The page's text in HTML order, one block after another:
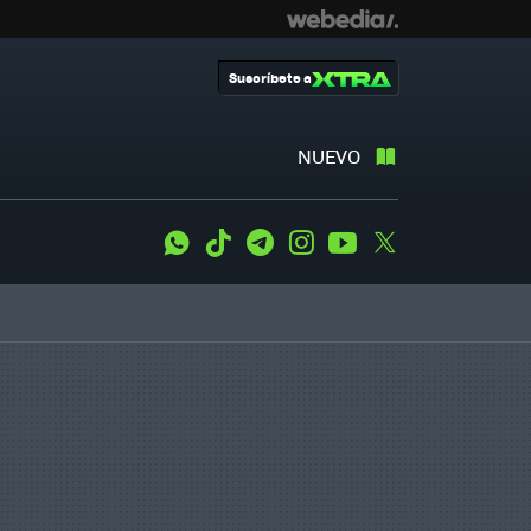
NUEVO
Suscríbete a
WhatsApp
Tiktok TelegramInstagramYoutube